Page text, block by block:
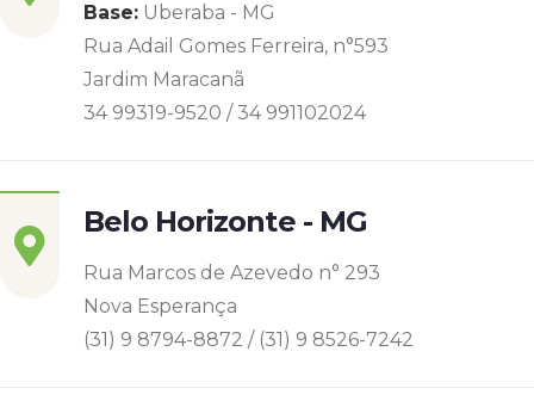
Base: Uberaba - MG
Rua Adail Gomes Ferreira, n°593
Jardim Maracanã
34 99319-9520 / 34 991102024
Belo Horizonte - MG
Rua Marcos de Azevedo n° 293
Nova Esperança
(31) 9 8794-8872 / (31) 9 8526-7242